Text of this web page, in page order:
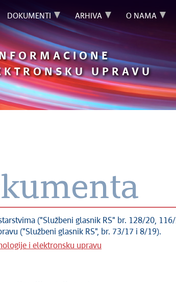
DOKUMENTI ARHIVA O NAMA
UPRAVU
("Službeni glasnik RS" br. 128/20,
("Službeni glasnik RS", br. 73/17 i 8/19).
i elektronsku upravu